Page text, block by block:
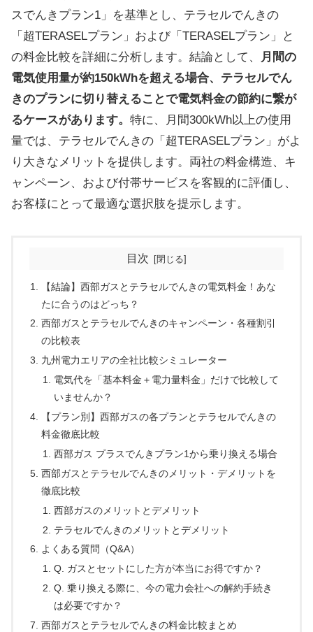
スでんきプラン1」を基準とし、テラセルでんきの
「超TERASELプラン」および「TERASELプラン」と
の料金比較を詳細に分析します。結論として、
月間の
電気使用量が約150kWhを超える場合、テラセルでん
きのプランに切り替えることで電気料金の節約に繋が
るケースがあります。 特に、月間300kWh以上の使用
量では、テラセルでんきの「超TERASELプラン」がよ
り大きなメリットを提供します。両社の料金構造、キ
ャンペーン、および付帯サービスを客観的に評価し、
お客様にとって最適な選択肢を提示します。
目次
【結論】西部ガスとテラセルでんきの電気料金！あな
たに合うのはどっち？
西部ガスとテラセルでんきのキャンペーン・各種割引
の比較表
九州電力エリアの全社比較シミュレーター
電気代を「基本料金＋電力量料金」だけで比較して
いませんか？
【プラン別】西部ガスの各プランとテラセルでんきの
料金徹底比較
西部ガス プラスでんきプラン1から乗り換える場合
西部ガスとテラセルでんきのメリット・デメリットを
徹底比較
西部ガスのメリットとデメリット
テラセルでんきのメリットとデメリット
よくある質問（Q&A）
Q. ガスとセットにした方が本当にお得ですか？
Q. 乗り換える際に、今の電力会社への解約手続き
は必要ですか？
西部ガスとテラセルでんきの料金比較まとめ